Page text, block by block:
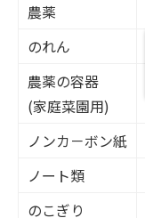
農薬
のれん
農薬の容器
(家庭菜園用)
ノンカ－ボン紙
ノート類
のこぎり